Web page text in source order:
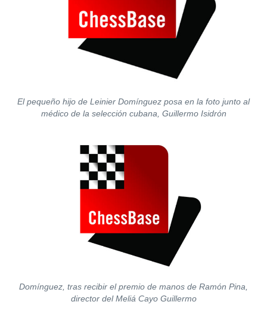
El pequeño hijo de Leinier Domínguez posa en la foto junto al
médico de la selección cubana, Guillermo Isidrón
Domínguez, tras recibir el premio de manos de Ramón Pina,
director del Meliá Cayo Guillermo